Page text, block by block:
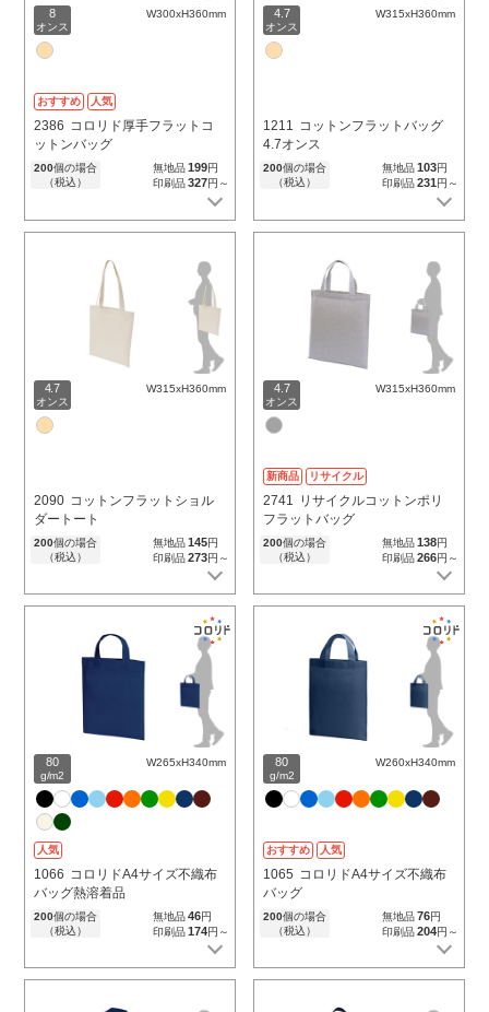
8
オンス
W300xH360mm
おすすめ 人気
2386 コロリド厚手フラットコ
ットンバッグ
200個の場合
（税込）
無地品199円
印刷品327円～
4.7
オンス
W315xH360mm
1211 コットンフラットバッグ
4.7オンス
200個の場合
（税込）
無地品103円
印刷品231円～
4.7
オンス
W315xH360mm
2090 コットンフラットショル
ダートート
200個の場合
（税込）
無地品145円
印刷品273円～
4.7
オンス
W315xH360mm
新商品 リサイクル
2741
リサイクルコットンポリ
フラットバッグ
200個の場合
（税込）
無地品138円
印刷品266円～
80
g/m2
W265xH340mm
人気
1066 コロリドA4サイズ不織布
バッグ熱溶着品
200個の場合
（税込）
無地品46円
印刷品174円～
80
g/m2
W260xH340mm
おすすめ 人気
1065 コロリドA4サイズ不織布
バッグ
200個の場合
（税込）
無地品76円
印刷品204円～